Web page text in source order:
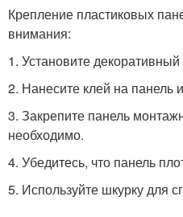
Крепление пластиковых
внимания:
1. Установите декоративный
2. Нанесите клей на панель
3. Закрепите панель
необходимо.
4. Убедитесь, что панель
5. Используйте шкурку для